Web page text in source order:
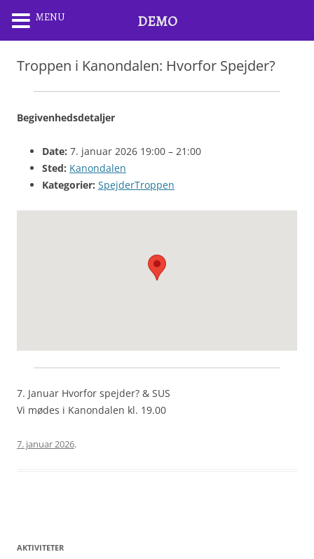
Troppen i Kanondalen: Hvorfor Spejder?
Begivenhedsdetaljer
Date: 7. januar 2026 19:00 – 21:00
Sted: Kanondalen
Kategorier: SpejderTroppen
7. Januar Hvorfor spejder? & SUS
Vi mødes i Kanondalen kl. 19.00
7. januar 2026.
navigation
AKTIVITETER
MENU DEMO